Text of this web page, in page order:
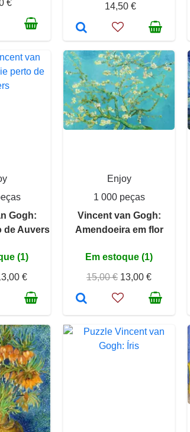
€
14,50 €
Gogh:
de Auvers
(1)
€
Enjoy
1 000 peças
Vincent van Gogh:
Amendoeira em flor
Em estoque (1)
15,00 € 13,00 €